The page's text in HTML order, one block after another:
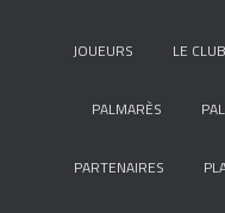
JOUEURS LE CLUB
PALMARÈS
PARTENAIRES